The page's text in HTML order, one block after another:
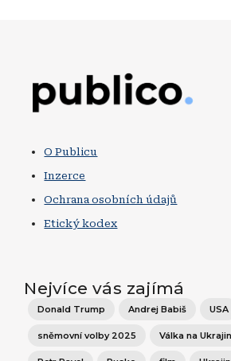
O Publicu
Inzerce
Ochrana osobních údajů
Etický kodex
Nejvíce vás zajímá
Donald Trump Andrej Babiš USA
sněmovní volby 2025 Válka na